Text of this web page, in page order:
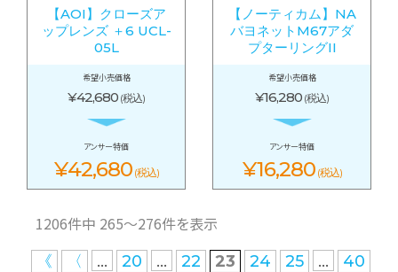
【AOI】クローズア
ップレンズ ＋6 UCL-
05L
希望小売価格
¥42,680 (税込)
アンサー特価
¥42,680 (税込)
【ノーティカム】NA
バヨネットM67アダ
プターリングII
希望小売価格
¥16,280 (税込)
アンサー特価
¥16,280 (税込)
1206件中 265〜276件を表示
《 〈 ... 20 ... 22 23 24 25 ...
40